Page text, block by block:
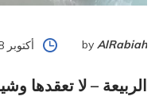
by AlRabiah أكتوبر 8, 2025
الربيعة – لا تعقدها